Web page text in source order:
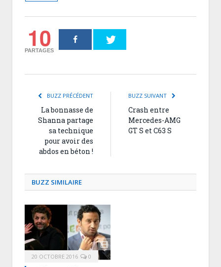
10
PARTAGES
BUZZ PRÉCÉDENT
La bonnasse de
Shanna partage
sa technique
pour avoir des
abdos en béton !
BUZZ SUIVANT
Crash entre
Mercedes-AMG
GT S et C63 S
BUZZ SIMILAIRE
20 OCTOBRE 2016 0